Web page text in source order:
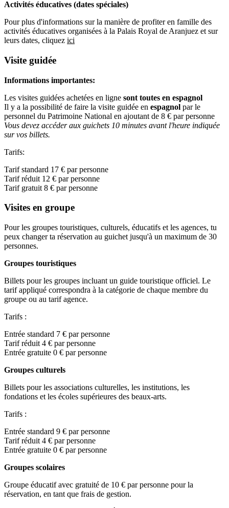
Activités éducatives (dates spéciales)
Pour plus d'informations sur la manière de profiter en famille des
activités éducatives organisées à la Palais Royal de Aranjuez et sur
leurs dates, cliquez ici
Visite guidée
Informations importantes:
Les visites guidées achetées en ligne sont toutes en espagnol
Il y a la possibilité de faire la visite guidée en espagnol par le
personnel du Patrimoine National en ajoutant de 8 € par personne
Vous devez accéder aux guichets 10 minutes avant l'heure indiquée
sur vos billets.
Tarifs:
Tarif standard 17 € par personne
Tarif réduit 12 € par personne
Tarif gratuit 8 € par personne
Visites en groupe
Pour les groupes touristiques, culturels, éducatifs et les agences, tu
peux changer ta réservation au guichet jusqu'à un maximum de 30
personnes.
Groupes touristiques
Billets pour les groupes incluant un guide touristique officiel. Le
tarif appliqué correspondra à la catégorie de chaque membre du
groupe ou au tarif agence.
Tarifs :
Entrée standard 7 € par personne
Tarif réduit 4 € par personne
Entrée gratuite 0 € par personne
Groupes culturels
Billets pour les associations culturelles, les institutions, les
fondations et les écoles supérieures des beaux-arts.
Tarifs :
Entrée standard 9 € par personne
Tarif réduit 4 € par personne
Entrée gratuite 0 € par personne
Groupes scolaires
Groupe éducatif avec gratuité de 10 € par personne pour la
réservation, en tant que frais de gestion.